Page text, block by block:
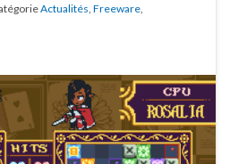
Actualités Freeware